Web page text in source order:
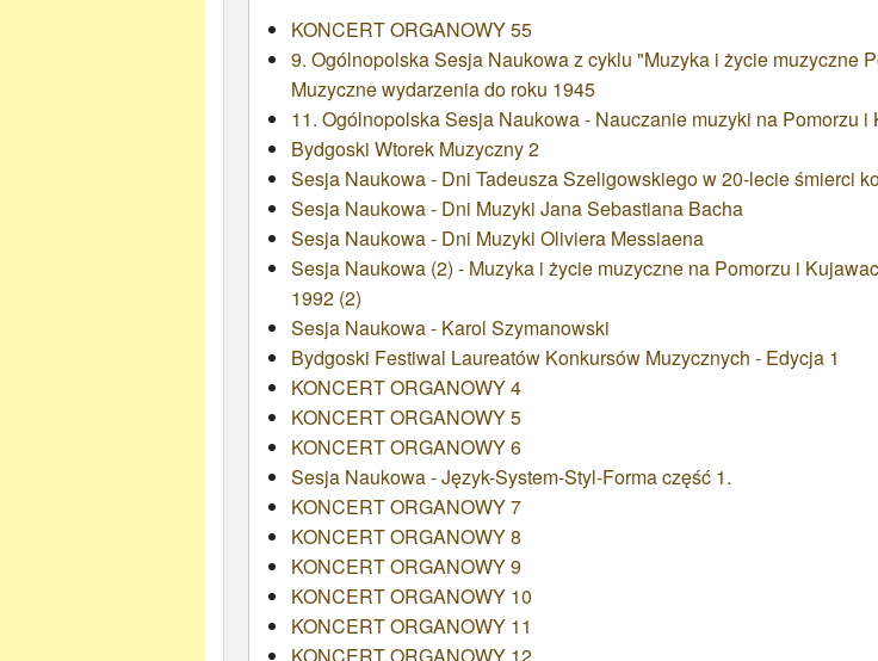
KONCERT ORGANOWY 55
9. Ogólnopolska Sesja Naukowa z cyklu "Muzyka i życie muzyczne
Muzyczne wydarzenia do roku 1945
11. Ogólnopolska Sesja Naukowa - Nauczanie muzyki na Pomorzu i
Bydgoski Wtorek Muzyczny 2
Sesja Naukowa - Dni Tadeusza Szeligowskiego w 20-lecie śmierci
Sesja Naukowa - Dni Muzyki Jana Sebastiana Bacha
Sesja Naukowa - Dni Muzyki Oliviera Messiaena
Sesja Naukowa (2) - Muzyka i życie muzyczne na Pomorzu i
1992 (2)
Sesja Naukowa - Karol Szymanowski
Bydgoski Festiwal Laureatów Konkursów Muzycznych - Edycja 1
KONCERT ORGANOWY 4
KONCERT ORGANOWY 5
KONCERT ORGANOWY 6
Sesja Naukowa - Język-System-Styl-Forma część 1.
KONCERT ORGANOWY 7
KONCERT ORGANOWY 8
KONCERT ORGANOWY 9
KONCERT ORGANOWY 10
KONCERT ORGANOWY 11